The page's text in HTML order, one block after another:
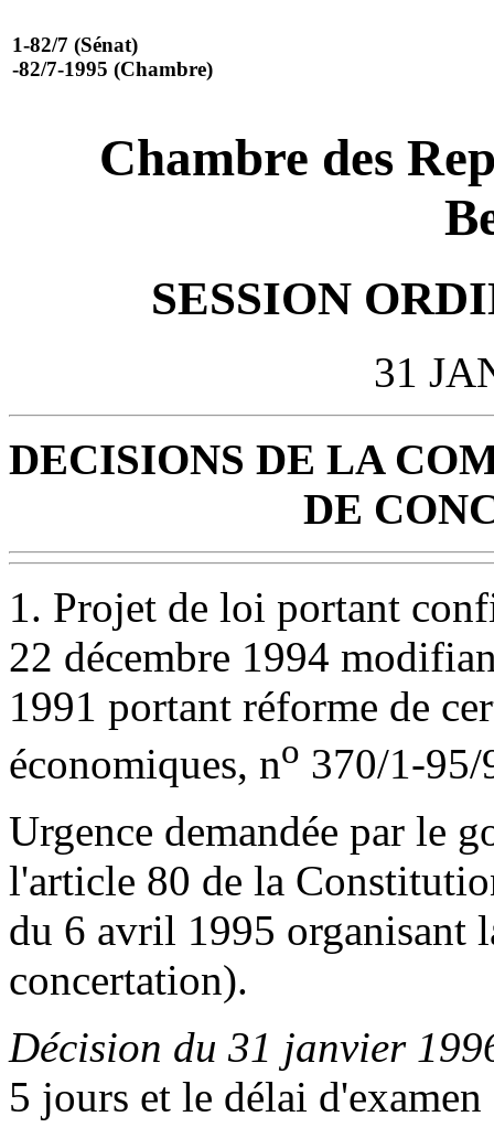
1-82/7 (Sénat)
-82/7-1995 (Chambre)
Chambre des
SESSION
31
DECISIONS DE LA
DE
1. Projet de loi portant
22 décembre 1994
1991 portant réforme de
économiques, no 370/1-95/
Urgence demandée par le
l'article 80 de la
du 6 avril 1995 organisant
concertation).
Décision du 31 janvier
5 jours et le délai